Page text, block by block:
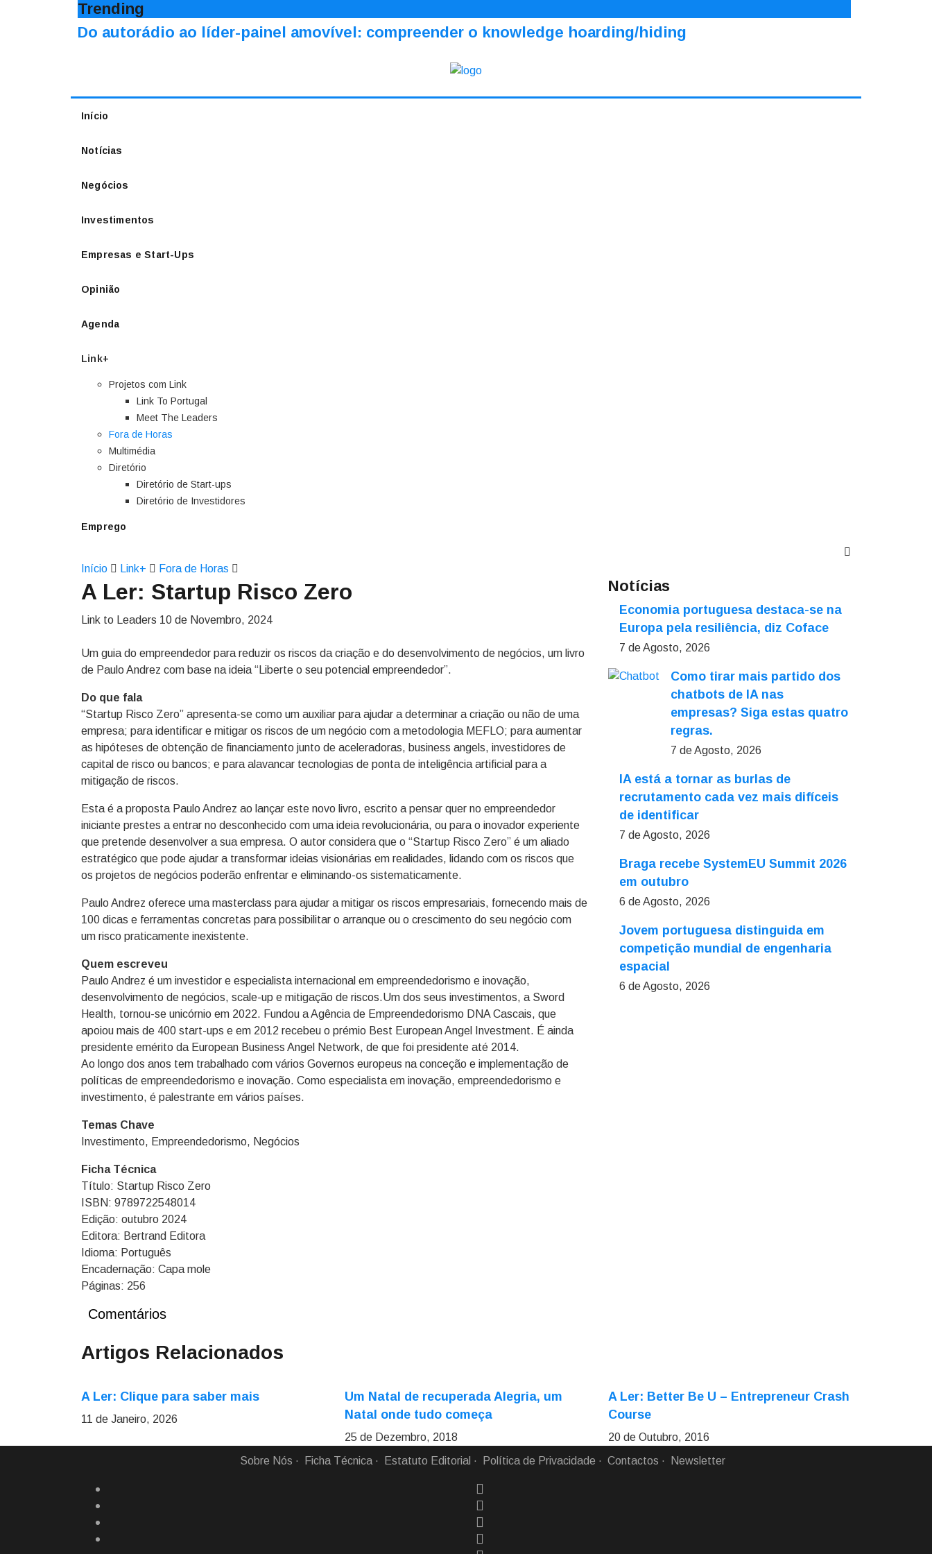
Trending
Do autorádio ao líder-painel amovível: compreender o knowledge hoarding/hiding
Início
Notícias
Negócios
Investimentos
Empresas e Start-Ups
Opinião
Agenda
Link+
Projetos com Link
Link To Portugal
Meet The Leaders
Fora de Horas
Multimédia
Diretório
Diretório de Start-ups
Diretório de Investidores
Emprego
Início Link+ Fora de Horas
A Ler: Startup Risco Zero
Link to Leaders 10 de Novembro, 2024
Um guia do empreendedor para reduzir os riscos da criação e do desenvolvimento de negócios, um livro
de Paulo Andrez com base na ideia “Liberte o seu potencial empreendedor”.
Do que fala
“Startup Risco Zero” apresenta-se como um auxiliar para ajudar a determinar a criação ou não de uma
empresa; para identificar e mitigar os riscos de um negócio com a metodologia MEFLO; para aumentar
as hipóteses de obtenção de financiamento junto de aceleradoras, business angels, investidores de
capital de risco ou bancos; e para alavancar tecnologias de ponta de inteligência artificial para a
mitigação de riscos.
Esta é a proposta Paulo Andrez ao lançar este novo livro, escrito a pensar quer no empreendedor
iniciante prestes a entrar no desconhecido com uma ideia revolucionária, ou para o inovador experiente
que pretende desenvolver a sua empresa. O autor considera que o “Startup Risco Zero” é um aliado
estratégico que pode ajudar a transformar ideias visionárias em realidades, lidando com os riscos que
os projetos de negócios poderão enfrentar e eliminando-os sistematicamente.
Paulo Andrez oferece uma masterclass para ajudar a mitigar os riscos empresariais, fornecendo mais de
100 dicas e ferramentas concretas para possibilitar o arranque ou o crescimento do seu negócio com
um risco praticamente inexistente.
Quem escreveu
Paulo Andrez é um investidor e especialista internacional em empreendedorismo e inovação,
desenvolvimento de negócios, scale-up e mitigação de riscos.Um dos seus investimentos, a Sword
Health, tornou-se unicórnio em 2022. Fundou a Agência de Empreendedorismo DNA Cascais, que
apoiou mais de 400 start-ups e em 2012 recebeu o prémio Best European Angel Investment. É ainda
presidente emérito da European Business Angel Network, de que foi presidente até 2014.
Ao longo dos anos tem trabalhado com vários Governos europeus na conceção e implementação de
políticas de empreendedorismo e inovação. Como especialista em inovação, empreendedorismo e
investimento, é palestrante em vários países.
Temas Chave
Investimento, Empreendedorismo, Negócios
Ficha Técnica
Título: Startup Risco Zero
ISBN: 9789722548014
Edição: outubro 2024
Editora: Bertrand Editora
Idioma: Português
Encadernação: Capa mole
Páginas: 256
Comentários
Notícias
Economia portuguesa destaca-se na
Europa pela resiliência, diz Coface
7 de Agosto, 2026
Como tirar mais partido dos
chatbots de IA nas
empresas? Siga estas quatro
regras.
7 de Agosto, 2026
IA está a tornar as burlas de
recrutamento cada vez mais difíceis
de identificar
7 de Agosto, 2026
Braga recebe SystemEU Summit 2026
em outubro
6 de Agosto, 2026
Jovem portuguesa distinguida em
competição mundial de engenharia
espacial
6 de Agosto, 2026
Artigos Relacionados
A Ler: Clique para saber mais
11 de Janeiro, 2026
Um Natal de recuperada Alegria, um
Natal onde tudo começa
25 de Dezembro, 2018
A Ler: Better Be U – Entrepreneur Crash
Course
20 de Outubro, 2016
Sobre Nós
Ficha Técnica Estatuto Editorial Política de Privacidade Contactos Newsletter